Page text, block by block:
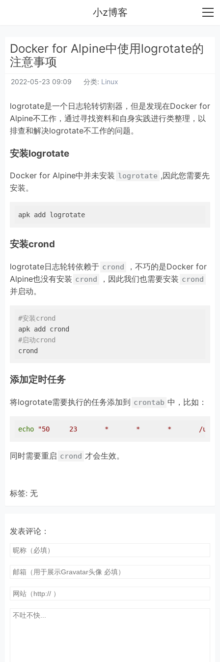
小z博客
Docker for Alpine中使用logrotate的
注意事项
2022-05-23 09:09 分类: Linux
logrotate是一个日志轮转切割器，但是发现在Docker for
Alpine不工作，通过寻找资料和自身实践进行类整理，以
排查和解决logrotate不工作的问题。
安装logrotate
Docker for Alpine中并未安装 logrotate ,因此您需要先
安装。
apk add logrotate
安装crond
logrotate日志轮转依赖于 crond
，不巧的是Docker for
Alpine也没有安装 crond ，因此我们也需要安装 crond
并启动。
#安装crond
#启动crond
crond
添加定时任务
将logrotate需要执行的任务添加到 crontab 中，比如：
echo "50     23       *       *       *       /usr/
同时需要重启 crond 才会生效。
标签: 无
发表评论：